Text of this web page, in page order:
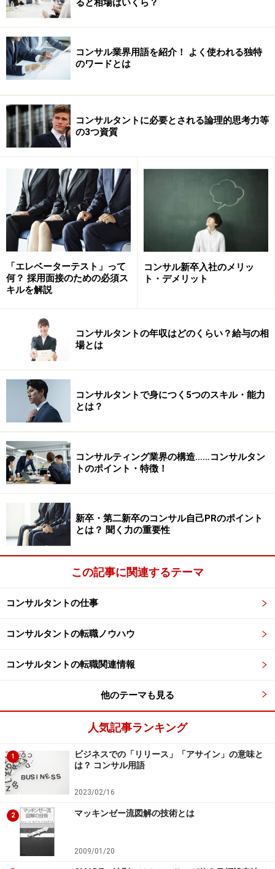
「銀行員から芸人に転身するのと同じ覚悟で来て下さ
い」
生かせばできるという仕事ではまったくありません」
「自分の外にある何かを頼りにしていると、刻一刻と状
況が変化するプロジェクトに柔軟に対応できずに非常に
苦労する」
といった記憶に残る言葉を数々を頂き、本当にハッとさ
せられるものがありました。今、就職活動中の学生には
必読のメッセージです。
第1回「コンサルタントがあるべき姿」 - コーポレイトデ
ィレクション代表石井氏インタビューはこちらです
「面白がること」の重要性
-CDIでは「第三者視点」のほかにどのようなことを大切
にしていますか？
何よりこの仕事を続けていくことが「愉快」であるこ
と、「面白がること」が大切だと考えています。「面白
がること」というのは、もちろん仕事上での話ですが、
きたいなと思っています。
コンサルタントファームというのは、優秀なスタッフが
いて、クライアントに何か役に立つサービスをしてい
る。それ以上何もしていない。とても漠然とした職業だ
からこそ、自らでコンサルティングという仕事について
定義をして、地に足をつける必要があります。
淡々と決まったことをやったり、同じものを量産したり
するような仕組みをつくったほうが、短期的にはビジネ
スとしては儲かるかもしれません。
しかし、コンサルティングのようなスタッフ1人1人が自
コンサル業界用語を紹介！ よく使われる独特
のワードとは
コンサルタントに必要とされる論理的思考力等
の3つ資質
「エレベーターテスト」って
何？ 採用面接のための必須ス
キルを解説
コンサル新卒入社のメリッ
ト・デメリット
コンサルタントの年収はどのくらい？給与の相
場とは
コンサルタントで身につく5つのスキル・能力
とは？
コンサルティング業界の構造……コンサルタン
トのポイント・特徴！
新卒・第二新卒のコンサル自己PRのポイント
とは？ 聞く力の重要性
この記事に関連するテーマ
コンサルタントの仕事
コンサルタントの転職ノウハウ
コンサルタントの転職関連情報
他のテーマも見る
人気記事ランキング
1
ビジネスでの「リリース」「アサイン」の意味と
は？ コンサル用語
2023/02/16
2 マッキンゼー流図解の技術とは
2009/01/20